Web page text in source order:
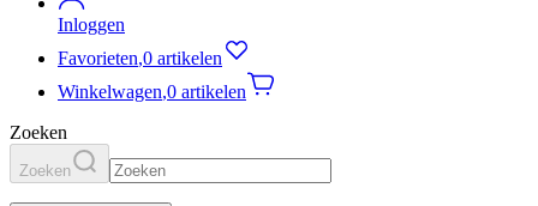
Inloggen
Favorieten,0 artikelen
Winkelwagen,0 artikelen
Zoeken
Zoeken